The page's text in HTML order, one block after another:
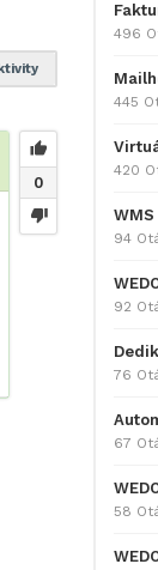
0
496
445
420
WMS
94
92
76
67
58